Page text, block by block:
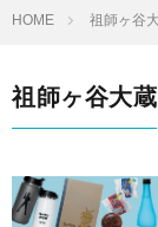
HOME 祖師ヶ谷
祖師ヶ谷大蔵